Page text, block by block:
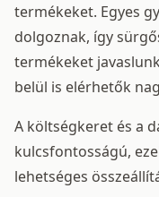
termékeket. Egyes
dolgoznak, így
termékeket
belül is elérhetők
A költségkeret és a
kulcsfontosságú,
lehetséges